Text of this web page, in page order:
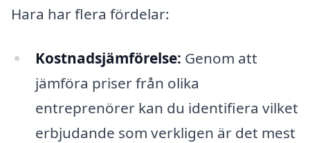
Hara har flera fördelar:
Kostnadsjämförelse: Genom att
jämföra priser från olika
entreprenörer kan du identifiera vilket
erbjudande som verkligen är det mest